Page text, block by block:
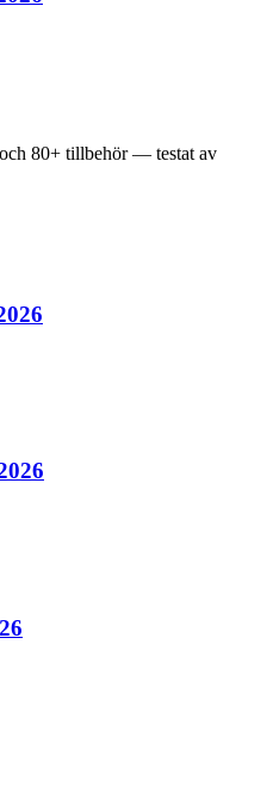
80+ tillbehör — testat av